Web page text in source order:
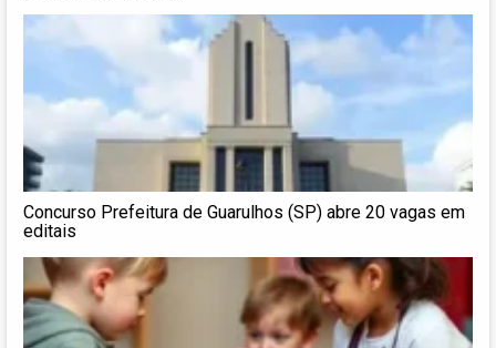
Concurso Prefeitura de Guarulhos (SP) abre 20 vagas em
editais